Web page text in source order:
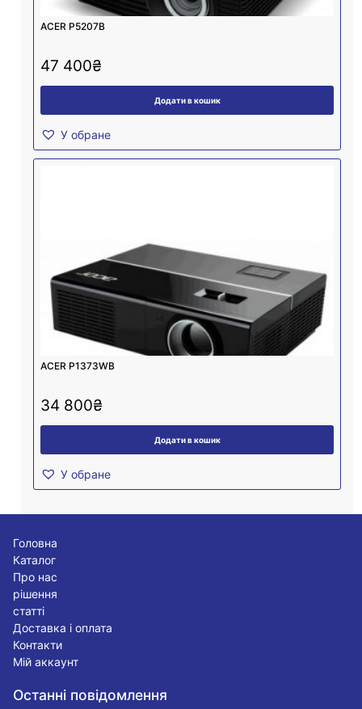
ACER P5207B
47 400₴
Додати в кошик
У обране
ACER P1373WB
34 800₴
Додати в кошик
У обране
Головна
Каталог
Про нас
рішення
статті
Доставка і оплата
Контакти
Мій аккаунт
Останні повідомлення